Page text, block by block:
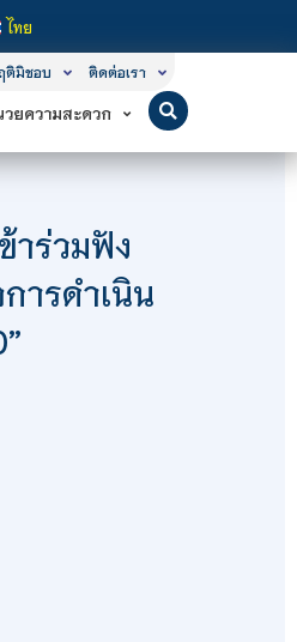
ฐ เปิดหลักสูตรการเรียนการสอน 3 ระดับ
ไทย
ติมิชอบ ติดต่อเรา
วยความสะดวก
าร่วมฟัง
ารดำเนิน